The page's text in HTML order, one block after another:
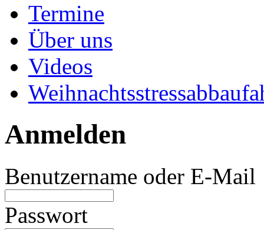
Termine
Über uns
Videos
Anmelden
Benutzername oder E-Mail
Passwort